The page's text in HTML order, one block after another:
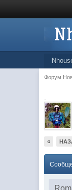
Форум
.
«